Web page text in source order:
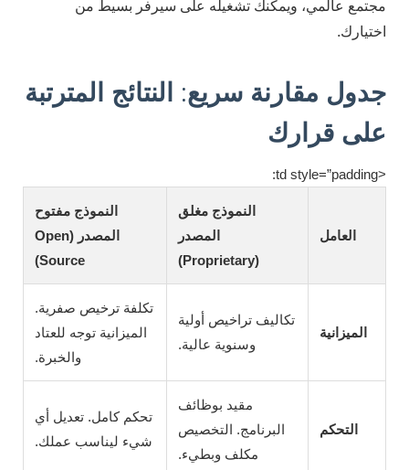
مجتمع عالمي، ويمكنك تشغيله على سيرفر بسيط من
اختيارك.
جدول مقارنة سريع: النتائج المترتبة
على قرارك
<td style=”padding:
العامل
النموذج مغلق
المصدر
(Proprietary)
النموذج مفتوح
المصدر (Open
Source)
الميزانية
تكاليف تراخيص أولية
وسنوية عالية.
تكلفة ترخيص صفرية.
الميزانية توجه للعتاد
والخبرة.
التحكم
مقيد بوظائف
البرنامج. التخصيص
مكلف وبطيء.
تحكم كامل. تعديل أي
شيء ليناسب عملك.